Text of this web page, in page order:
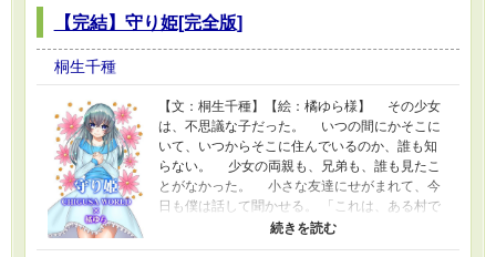
【完結】守り姫[完全版]
桐生千種
【文：桐生千種】【絵：橘ゆら様】 その少女
は、不思議な子だった。 いつの間にかそこに
いて、いつからそこに住んでいるのか、誰も知
らない。 少女の両親も、兄弟も、誰も見たこ
とがなかった。 小さな友達にせがまれて、今
日も僕は話して聞かせる。 「これは、ある村で
語り継がれるとても大事なお話だよ」 この世
界のどこかにある村の、心優しい少女の話――